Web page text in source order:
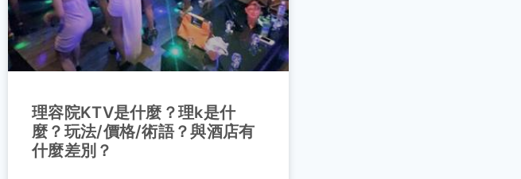
理容院KTV是什麼？理k是什
麼？玩法/價格/術語？與酒店有
什麼差別？